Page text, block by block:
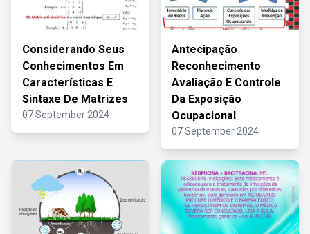
Considerando Seus
Conhecimentos Em
Características E
Sintaxe De Matrizes
07 September 2024
Antecipação
Reconhecimento
Avaliação E Controle
Da Exposição
Ocupacional
07 September 2024